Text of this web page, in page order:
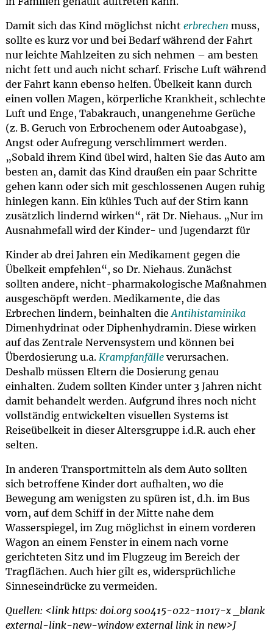
Damit sich das Kind möglichst nicht erbrechen muss,
sollte es kurz vor und bei Bedarf während der Fahrt
nur leichte Mahlzeiten zu sich nehmen – am besten
nicht fett und auch nicht scharf. Frische Luft während
der Fahrt kann ebenso helfen. Übelkeit kann durch
einen vollen Magen, körperliche Krankheit, schlechte
Luft und Enge, Tabakrauch, unangenehme Gerüche
(z. B. Geruch von Erbrochenem oder Autoabgase),
Angst oder Aufregung verschlimmert werden.
„Sobald ihrem Kind übel wird, halten Sie das Auto am
besten an, damit das Kind draußen ein paar Schritte
gehen kann oder sich mit geschlossenen Augen ruhig
hinlegen kann. Ein kühles Tuch auf der Stirn kann
zusätzlich lindernd wirken“, rät Dr. Niehaus. „Nur im
Ausnahmefall wird der Kinder- und Jugendarzt für
Kinder ab drei Jahren ein Medikament gegen die
Übelkeit empfehlen“, so Dr. Niehaus. Zunächst
sollten andere, nicht-pharmakologische Maßnahmen
ausgeschöpft werden. Medikamente, die das
Erbrechen lindern, beinhalten dieAntihistaminika
Dimenhydrinat oder Diphenhydramin. Diese wirken
auf das Zentrale Nervensystem und können bei
Überdosierung u.a. Krampfanfälleverursachen.
Deshalb müssen Eltern die Dosierung genau
einhalten. Zudem sollten Kinder unter 3 Jahren nicht
damit behandelt werden. Aufgrund ihres noch nicht
vollständig entwickelten visuellen Systems ist
Reiseübelkeit in dieser Altersgruppe i.d.R. auch eher
selten.
In anderen Transportmitteln als dem Auto sollten
sich betroffene Kinder dort aufhalten, wo die
Bewegung am wenigsten zu spüren ist, d.h. im Bus
vorn, auf dem Schiff in der Mitte nahe dem
Wasserspiegel, im Zug möglichst in einem vorderen
Wagon an einem Fenster in einem nach vorne
gerichteten Sitz und im Flugzeug im Bereich der
Tragflächen. Auch hier gilt es, widersprüchliche
Sinneseindrücke zu vermeiden.
Quellen: <link https: doi.org s00415-022-11017-x _blank
external-link-new-window external link in new>J